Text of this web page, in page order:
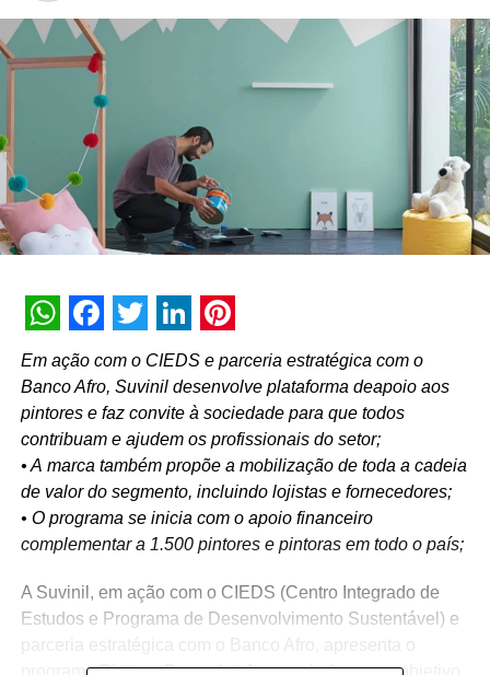
WhatsApp
Facebook
Twitter
LinkedIn
Pinterest
Em ação com o CIEDS e parceria estratégica com o
Banco Afro, Suvinil desenvolve plataforma deapoio aos
pintores e faz convite à sociedade para que todos
contribuam e ajudem os profissionais do setor;
• A marca também propõe a mobilização de toda a cadeia
de valor do segmento, incluindo lojistas e fornecedores;
• O programa se inicia com o apoio financeiro
complementar a 1.500 pintores e pintoras em todo o país;
A Suvinil, em ação com o CIEDS (Centro Integrado de
Estudos e Programa de Desenvolvimento Sustentável) e
parceria estratégica com o Banco Afro, apresenta o